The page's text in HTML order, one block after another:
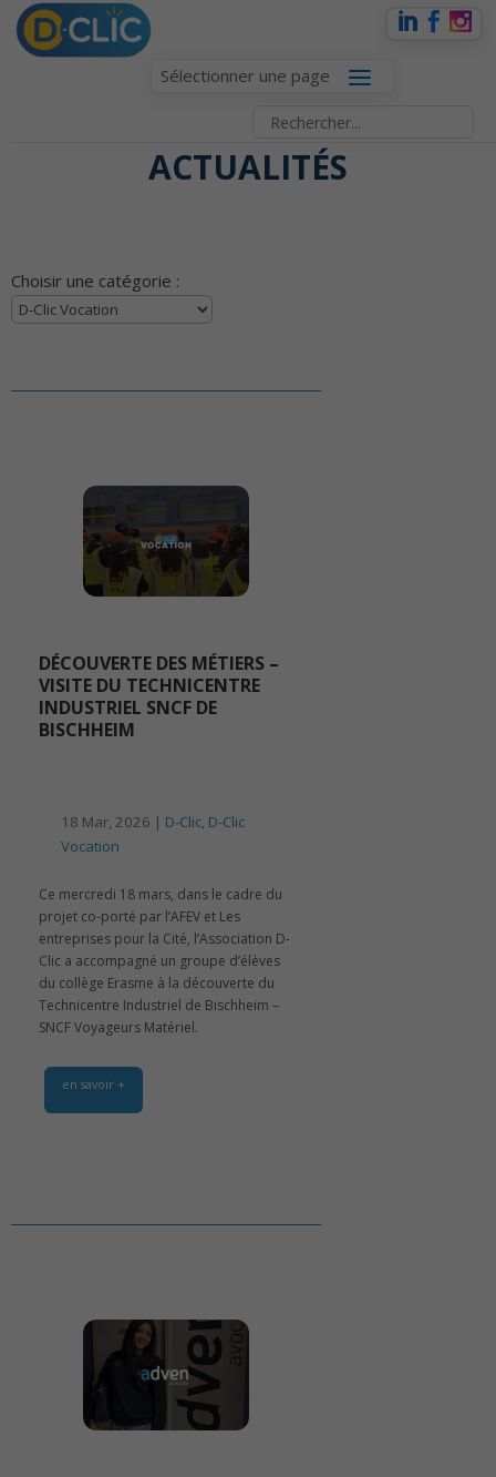
Sélectionner une page
ACTUALITÉS
Choisir une catégorie :
DÉCOUVERTE DES MÉTIERS –
VISITE DU TECHNICENTRE
INDUSTRIEL SNCF DE
BISCHHEIM
18 Mar, 2026 | D-Clic, D-Clic
Vocation
Ce mercredi 18 mars, dans le cadre du
projet co-porté par l’AFEV et Les
entreprises pour la Cité, l’Association D-
Clic a accompagné un groupe d’élèves
du collège Erasme à la découverte du
Technicentre Industriel de Bischheim –
SNCF Voyageurs Matériel.
en savoir +